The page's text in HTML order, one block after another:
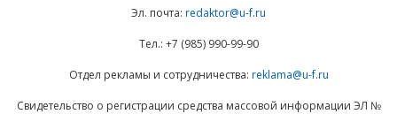
Эл. почта: redaktor@u-f.ru
Тел.: +7 (985) 990-99-90
Отдел рекламы и сотрудничества: reklama@u-f.ru
Свидетельство о регистрации средства массовой информации ЭЛ №